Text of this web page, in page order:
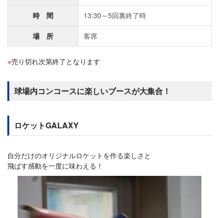
時 間 13:30～5回裏終了時
場 所 客席
売り切れ次第終了となります
球場内コンコースに楽しいブースが大集合！
ロケットGALAXY
自分だけのオリジナルロケットを作る楽しさと
飛ばす感動を一度に味わえる！